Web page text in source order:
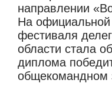
направлении
На официальной
фестиваля
области стала
диплома
общекомандном